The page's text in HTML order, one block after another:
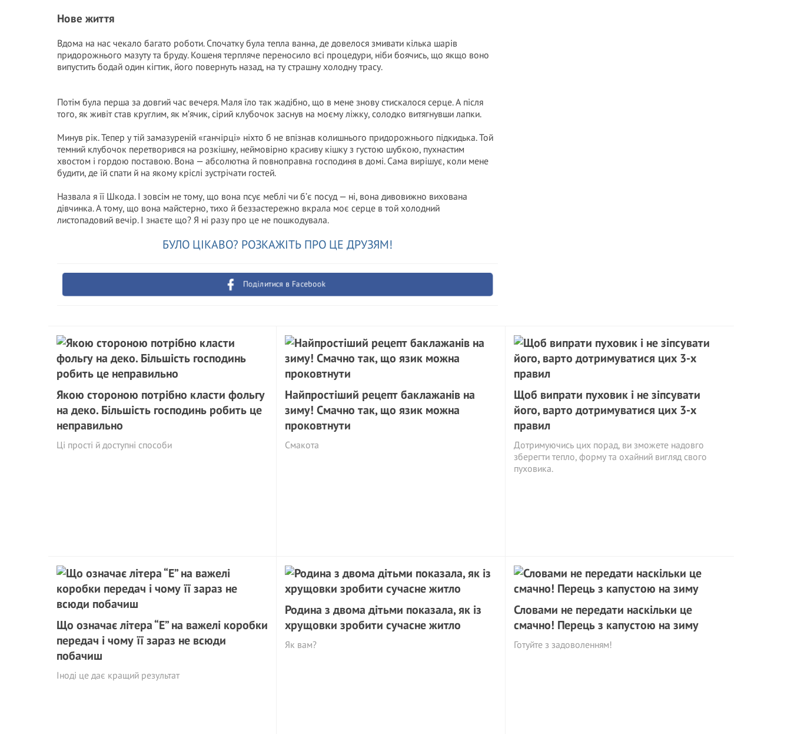
Нове життя
Вдома на нас чекало багато роботи. Спочатку була тепла ванна, де довелося змивати кілька шарів
придорожнього мазуту та бруду. Кошеня терпляче переносило всі процедури, ніби боячись, що якщо воно
випустить бодай один кігтик, його повернуть назад, на ту страшну холодну трасу.
Потім була перша за довгий час вечеря. Маля їло так жадібно, що в мене знову стискалося серце. А після
того, як живіт став круглим, як м’ячик, сірий клубочок заснув на моєму ліжку, солодко витягнувши лапки.
Минув рік. Тепер у тій замазуреній «ганчірці» ніхто б не впізнав колишнього придорожнього підкидька. Той
темний клубочок перетворився на розкішну, неймовірно красиву кішку з густою шубкою, пухнастим
хвостом і гордою поставою. Вона — абсолютна й повноправна господиня в домі. Сама вирішує, коли мене
будити, де їй спати й на якому кріслі зустрічати гостей.
Назвала я її Шкода. І зовсім не тому, що вона псує меблі чи б’є посуд — ні, вона дивовижно вихована
дівчинка. А тому, що вона майстерно, тихо й беззастережно вкрала моє серце в той холодний
листопадовий вечір. І знаєте що? Я ні разу про це не пошкодувала.
БУЛО ЦІКАВО? РОЗКАЖІТЬ ПРО ЦЕ ДРУЗЯМ!
Поділитися в Facebook
Якою стороною потрібно класти фольгу
на деко. Більшість господинь робить це
неправильно
Ці прості й доступні способи
Найпростіший рецепт баклажанів на
зиму! Смачно так, що язик можна
проковтнути
Смакота
Щоб випрати пуховик і не зіпсувати
його, варто дотримуватися цих 3-х
правил
Дотримуючись цих порад, ви зможете надовго
зберегти тепло, форму та охайний вигляд свого
пуховика.
Що означає літера “E” на важелі коробки
передач і чому її зараз не всюди
побачиш
Іноді це дає кращий результат
Родина з двома дітьми показала, як із
хрущовки зробити сучасне житло
Як вам?
Словами не передати наскільки це
смачно! Перець з капустою на зиму
Готуйте з задоволенням!